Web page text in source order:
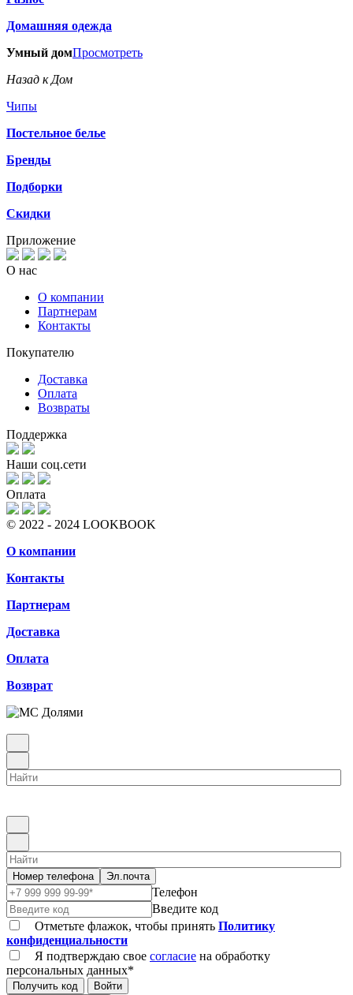
Домашняя одежда
Умный домПросмотреть
Назад к Дом
Чипы
Постельное белье
Бренды
Подборки
Скидки
Приложение
О нас
О компании
Партнерам
Контакты
Покупателю
Доставка
Оплата
Возвраты
Поддержка
Наши соц.сети
Оплата
© 2022 - 2024 LOOKBOOK
О компании
Контакты
Партнерам
Доставка
Оплата
Возврат
Номер телефона Эл.почта
Телефон
Введите код
Отметьте флажок, чтобы принять Политику
конфиденциальности
Я подтверждаю свое согласие на обработку
персональных данных*
Получить код
Войти